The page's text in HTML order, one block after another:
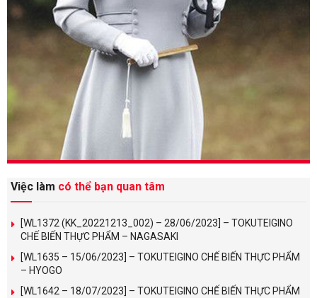
Việc làm có thể bạn quan tâm
[WL1372 (KK_20221213_002) – 28/06/2023] – TOKUTEIGINO
CHẾ BIẾN THỰC PHẨM – NAGASAKI
[WL1635 – 15/06/2023] – TOKUTEIGINO CHẾ BIẾN THỰC PHẨM
– HYOGO
[WL1642 – 18/07/2023] – TOKUTEIGINO CHẾ BIẾN THỰC PHẨM